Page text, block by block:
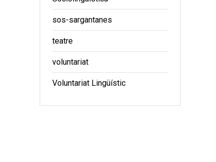
sos-sargantanes
teatre
voluntariat
Voluntariat Lingüístic